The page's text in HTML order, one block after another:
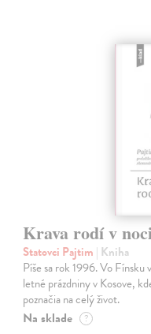
Krava rodí v
Statovci Pajtim | Kniha
Píše sa rok 1996. Vo
letné prázdniny v Kosove,
poznačia na celý život.
Na sklade ?